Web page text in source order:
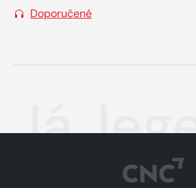
Doporučené
Já,